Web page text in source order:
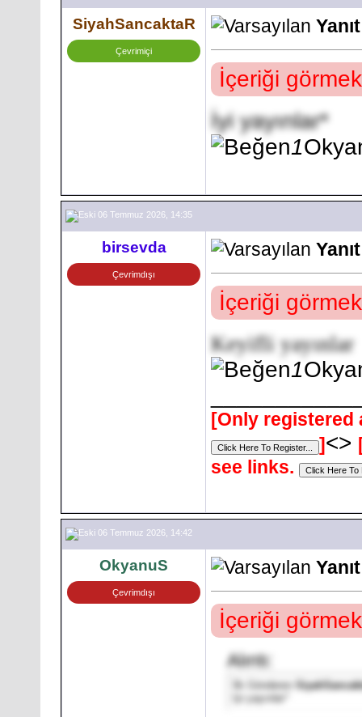
SiyahSancaktaR
Çevrimiçi
İçeriği
İyi yayınlar*
1
06 Temmuz 2026, 14:35
birsevda
Çevrimdışı
İçeriği
Keyifli yayınlar
1
[Only registered
]<>
see links.
06 Temmuz 2026, 14:42
OkyanuS
Çevrimdışı
İçeriği
Alıntı:
İlk Gönderen
İyi yayınlar*